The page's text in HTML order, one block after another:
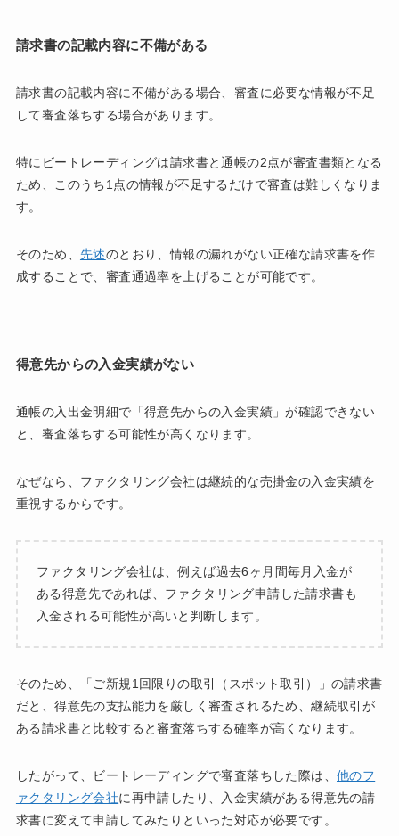
請求書の記載内容に不備がある
請求書の記載内容に不備がある場合、審査に必要な情報が不足
して審査落ちする場合があります。
特にビートレーディングは請求書と通帳の2点が審査書類となる
ため、このうち1点の情報が不足するだけで審査は難しくなりま
す。
そのため、 先述のとおり、情報の漏れがない正確な請求書を作
成することで、審査通過率を上げることが可能です。
得意先からの入金実績がない
通帳の入出金明細で「得意先からの入金実績」が確認できない
と、審査落ちする可能性が高くなります。
なぜなら、ファクタリング会社は継続的な売掛金の入金実績を
重視するからです。
ファクタリング会社は、例えば過去6ヶ月間毎月入金が
ある得意先であれば、ファクタリング申請した請求書も
入金される可能性が高いと判断します。
そのため、「ご新規1回限りの取引（スポット取引）」の請求書
だと、得意先の支払能力を厳しく審査されるため、継続取引が
ある請求書と比較すると審査落ちする確率が高くなります。
したがって、ビートレーディングで審査落ちした際は、 他のフ
ァクタリング会社に再申請したり、入金実績がある得意先の請
求書に変えて申請してみたりといった対応が必要です。